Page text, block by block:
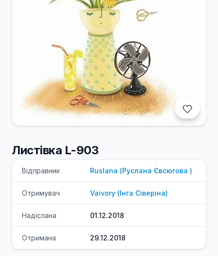
Листівка L-903
Відправник Ruslana (Руслана Євсюгова )
Отримувач Vaivory (Інга Сіверіна)
Надіслана 01.12.2018
Отримана 29.12.2018